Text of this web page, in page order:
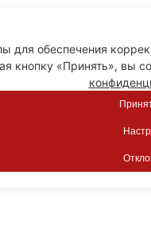
для обеспечения
кнопку «Принять», вы